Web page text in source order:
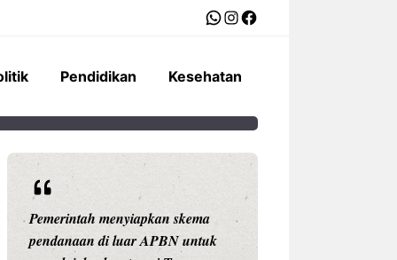
WhatsApp
Instagram
Facebook
Pendidikan Kesehatan
Pemerintah menyiapkan skema
pendanaan di luar APBN untuk